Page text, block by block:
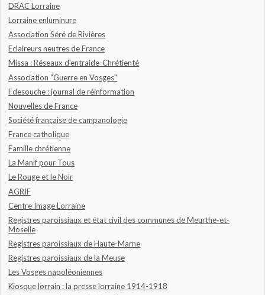
DRAC Lorraine
Lorraine enluminure
Association Séré de Rivières
Eclaireurs neutres de France
Missa : Réseaux d'entraide-Chrétienté
Association "Guerre en Vosges"
Fdesouche : journal de réinformation
Nouvelles de France
Société française de campanologie
France catholique
Famille chrétienne
La Manif pour Tous
Le Rouge et le Noir
AGRIF
Centre Image Lorraine
Registres paroissiaux et état civil des communes de Meurthe-et-
Moselle
Registres paroissiaux de Haute-Marne
Registres paroissiaux de la Meuse
Les Vosges napoléoniennes
Kiosque lorrain : la presse lorraine 1914-1918